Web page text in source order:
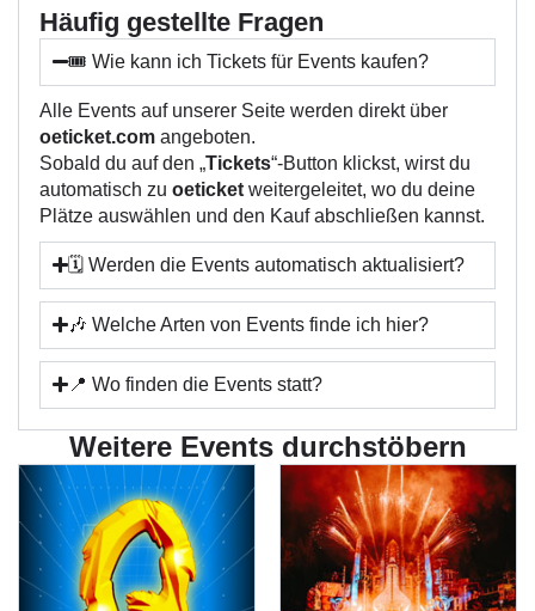
Häufig gestellte Fragen
🎟️ Wie kann ich Tickets für Events kaufen?
Alle Events auf unserer Seite werden direkt über
oeticket.com angeboten.
Sobald du auf den „Tickets“-Button klickst, wirst du
automatisch zu oeticket weitergeleitet, wo du deine
Plätze auswählen und den Kauf abschließen kannst.
🗓️ Werden die Events automatisch aktualisiert?
🎶 Welche Arten von Events finde ich hier?
📍 Wo finden die Events statt?
Weitere Events durchstöbern